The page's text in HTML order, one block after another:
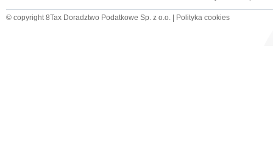
© copyright 8Tax Doradztwo Podatkowe Sp. z o.o. | Polityka cookies